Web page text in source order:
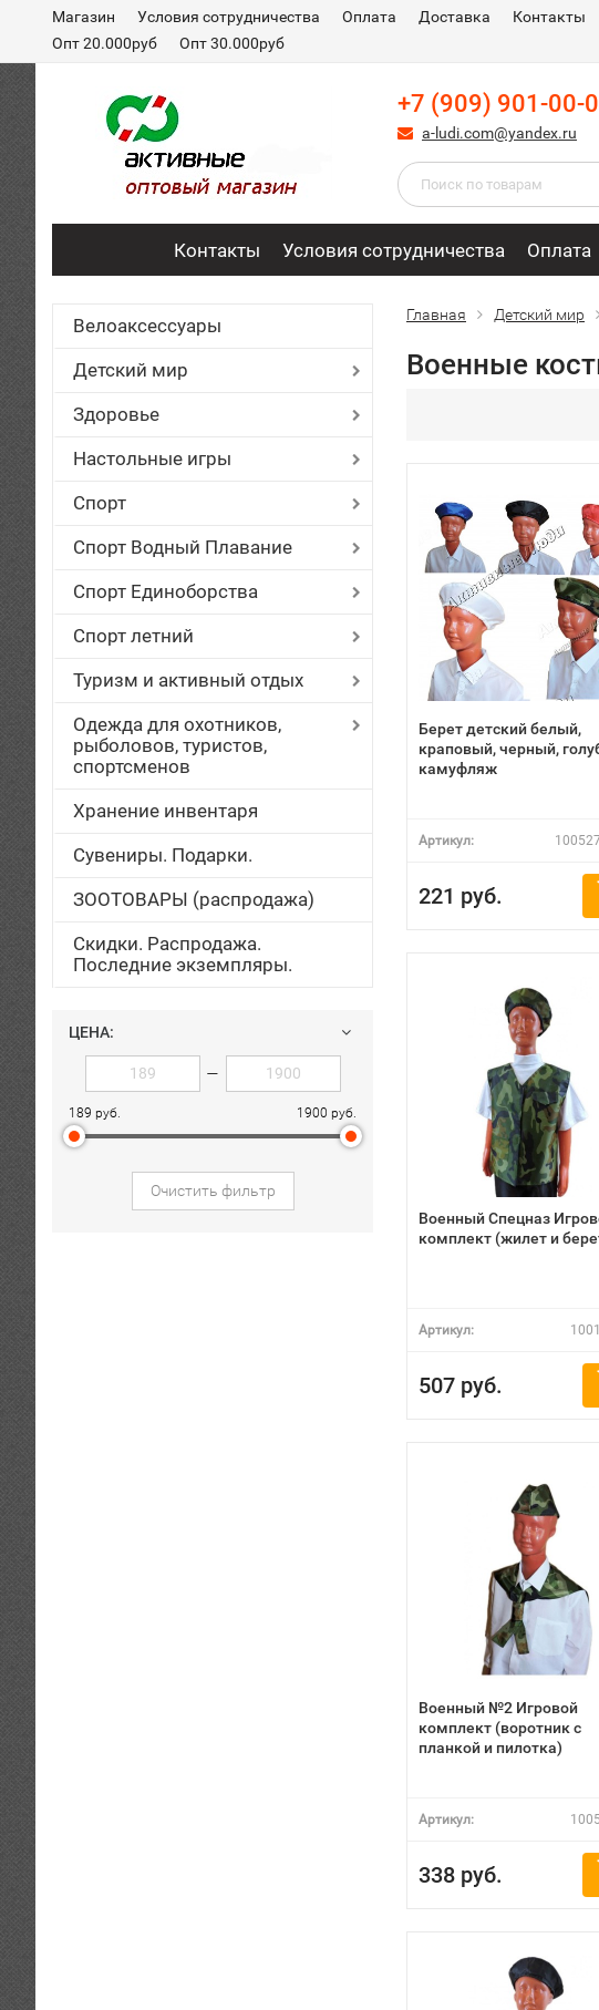
Магазин Условия сотрудничества Оплата Доставка Контакты
Опт 20.000руб
Опт 30.000руб
+7 (909) 901-00-
a-ludi.com@yandex.ru
Контакты Условия сотрудничества Оплата
Велоаксессуары
Детский мир
Здоровье
Настольные игры
Спорт
Спорт Водный Плавание
Спорт Единоборства
Спорт летний
Туризм и активный отдых
Одежда для охотников,
рыболовов, туристов,
спортсменов
Хранение инвентаря
Сувениры. Подарки.
ЗООТОВАРЫ (распродажа)
Скидки. Распродажа.
Последние экземпляры.
ЦЕНА:
—
189 руб. 1900 руб.
Очистить фильтр
Главная Детский мир
Военные
Берет детский белый,
краповый, черный,
камуфляж
Артикул:
221 руб.
Военный Спецназ
комплект (жилет и
Артикул:
507 руб.
Военный №2 Игровой
комплект (воротник с
планкой и пилотка)
Артикул:
338 руб.